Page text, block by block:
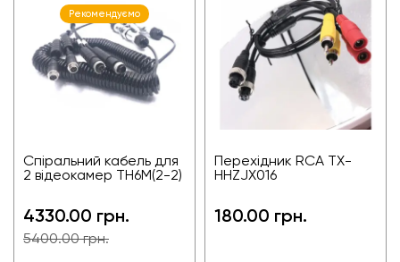
Рекомендуємо
Спіральний кабель для
2 відеокамер TH6M(2-2)
4330.00 грн.
5400.00 грн.
Перехідник RCA TX-
HHZJX016
180.00 грн.